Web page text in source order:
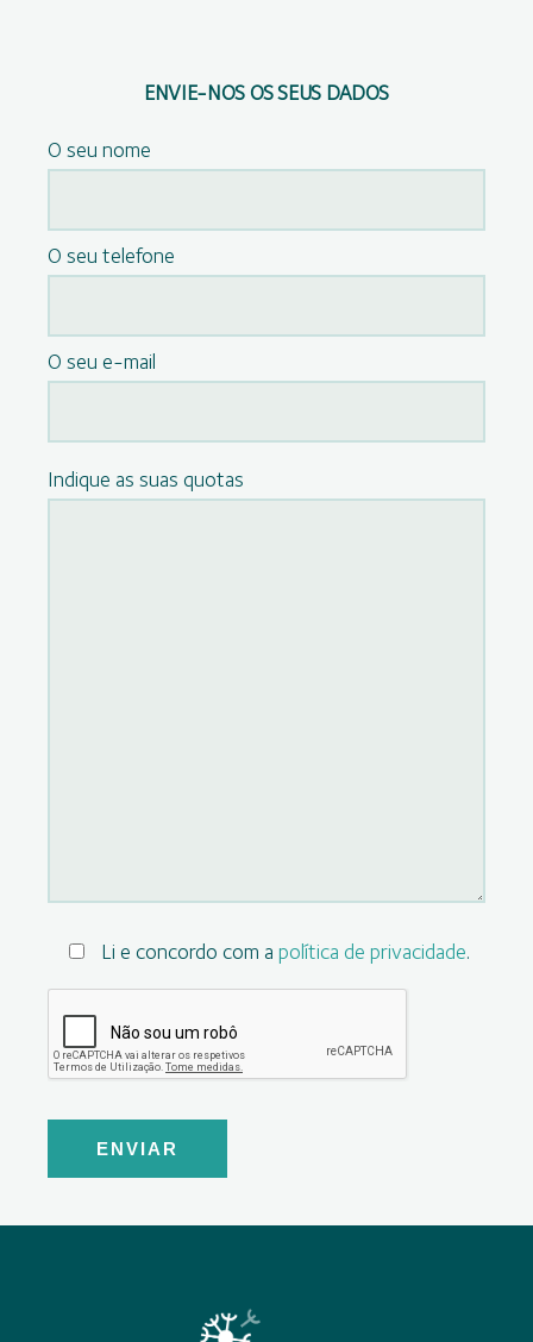
ENVIE-NOS OS SEUS DADOS
O seu nome
O seu telefone
O seu e-mail
Indique as suas quotas
Li e concordo com a política de privacidade.